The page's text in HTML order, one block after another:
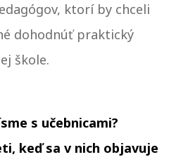
ktorí by chceli
dohodnúť praktický
škole.
s učebnicami?
keď sa v nich objavuje